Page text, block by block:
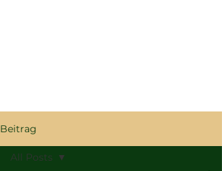
Beitrag
All Posts